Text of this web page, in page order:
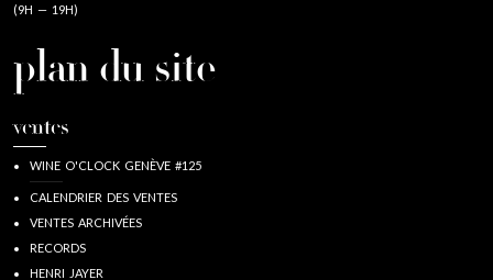
(9H — 19H)
plan du site
ventes
WINE O'CLOCK GENÈVE #125
CALENDRIER DES VENTES
VENTES ARCHIVÉES
RECORDS
HENRI JAYER